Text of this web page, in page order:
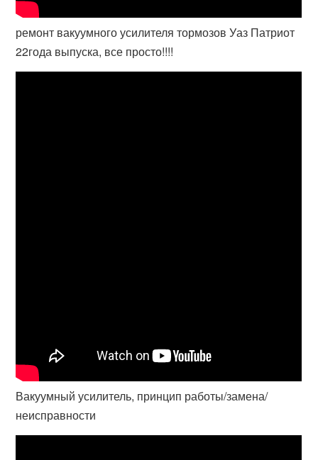
ремонт вакуумного усилителя тормозов Уаз Патриот
22года выпуска, все просто!!!!
Вакуумный усилитель, принцип работы/замена/
неисправности